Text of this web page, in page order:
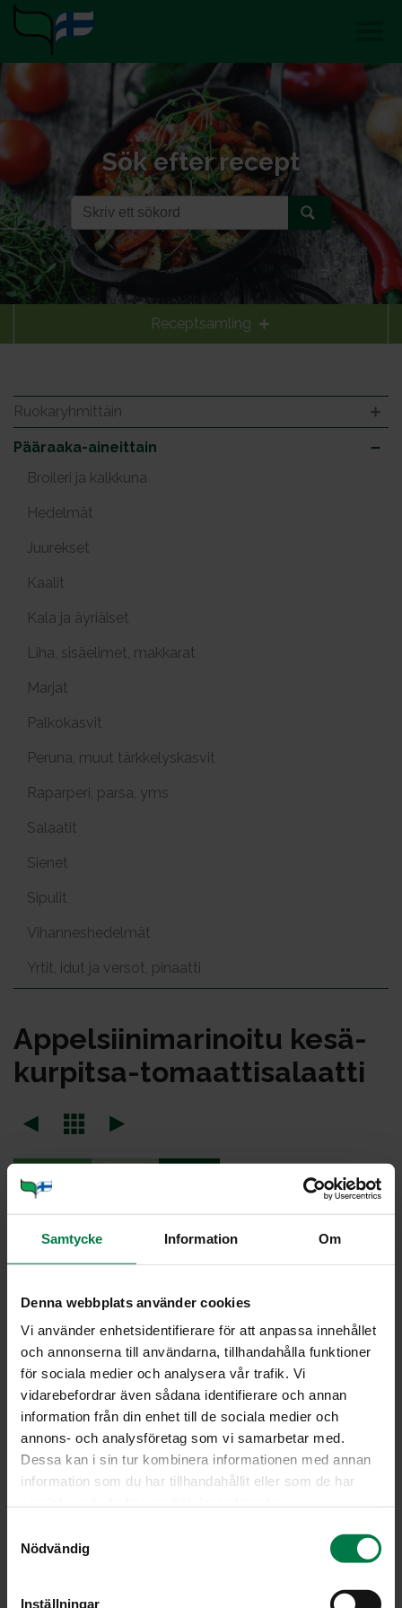
Samtycke Information Om
Denna webbplats använder cookies
Vi använder enhetsidentifierare för att anpassa innehållet
och annonserna till användarna, tillhandahålla funktioner
för sociala medier och analysera vår trafik. Vi
vidarebefordrar även sådana identifierare och annan
information från din enhet till de sociala medier och
annons- och analysföretag som vi samarbetar med.
Dessa kan i sin tur kombinera informationen med annan
information som du har tillhandahållit eller som de har
Nödvändig
Inställningar
Sök efter recept
Receptsamling
Ruokaryhmittäin
Pääraaka-aineittain
Broileri ja kalkkuna
Hedelmät
Juurekset
Kaalit
Kala ja äyriäiset
Liha, sisäelimet, makkarat
Marjat
Palkokasvit
Peruna, muut tärkkelyskasvit
Raparperi, parsa, yms
Salaatit
Sienet
Sipulit
Vihanneshedelmät
Yrtit, idut ja versot, pinaatti
Ap­pel­sii­ni­ma­ri­noi­tu ke­sä­
kur­pit­sa-to­maat­ti­sa­laat­ti
Portioner
Ohje
2pientä kesäkurpitsaa
rkl rypsiöljyä
6 kirsikkatomaattia
2nippusipulia
Kastike
pieni valkosipulinkynsi
0.5appelsiinin kuori ja mehu
rkl balsamietikkaa
suolaa